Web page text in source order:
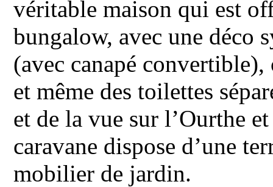
véritable maison qui est
bungalow, avec une déco
(avec canapé
et même des toilettes
et de la vue sur l’Ourthe
caravane dispose d’une
mobilier de jardin.